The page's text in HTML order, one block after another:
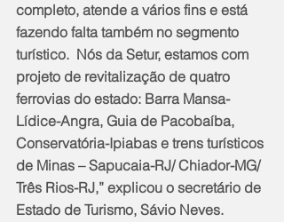
completo, atende a vários fins e está
fazendo falta também no segmento
turístico.  Nós da Setur, estamos com
projeto de revitalização de quatro
ferrovias do estado: Barra Mansa-
Lídice-Angra, Guia de Pacobaíba,
Conservatória-Ipiabas e trens turísticos
de Minas – Sapucaia-RJ/ Chiador-MG/
Três Rios-RJ,” explicou o secretário de
Estado de Turismo, Sávio Neves.